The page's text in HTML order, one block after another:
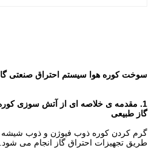
سوخت کوره هوا سیستم احتراق صنعتی
1. مقدمه ی خلاصه ای از آتش سوزی کوره
گاز طبیعی
گرم کردن کوره ذوب فیوژن و ذوب شیشه
طریق تجهیزات احتراق گاز انجام می شود.